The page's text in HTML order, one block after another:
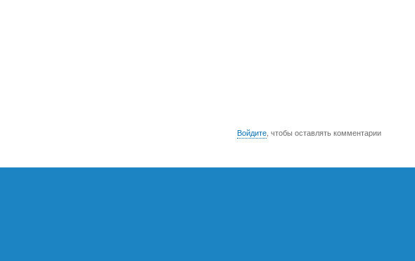
Войдите, чтобы оставлять комментарии